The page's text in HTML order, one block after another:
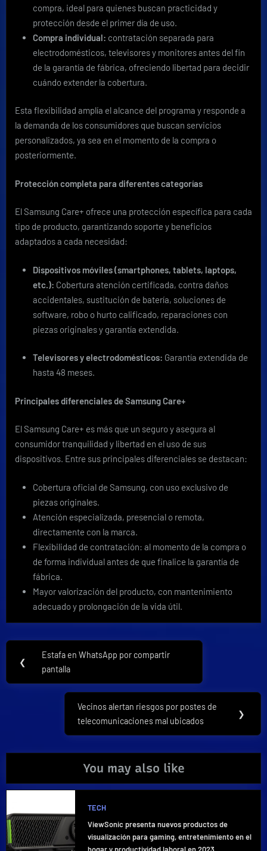
compra, ideal para quienes buscan practicidad y
protección desde el primer día de uso.
Compra individual: contratación separada para
electrodomésticos, televisores y monitores antes del fin
de la garantía de fábrica, ofreciendo libertad para decidir
cuándo extender la cobertura.
Esta flexibilidad amplía el alcance del programa y responde a
la demanda de los consumidores que buscan servicios
personalizados, ya sea en el momento de la compra o
posteriormente.
Protección completa para diferentes categorías
El Samsung Care+ ofrece una protección específica para cada
tipo de producto, garantizando soporte y beneficios
adaptados a cada necesidad:
Dispositivos móviles (smartphones, tablets, laptops,
etc.): Cobertura atención certificada, contra daños
accidentales, sustitución de batería, soluciones de
software, robo o hurto calificado, reparaciones con
piezas originales y garantía extendida.
Televisores y electrodomésticos: Garantía extendida de
hasta 48 meses.
Principales diferenciales de Samsung Care+
El Samsung Care+ es más que un seguro y asegura al
consumidor tranquilidad y libertad en el uso de sus
dispositivos. Entre sus principales diferenciales se destacan:
Cobertura oficial de Samsung, con uso exclusivo de
piezas originales.
Atención especializada, presencial o remota,
directamente con la marca.
Flexibilidad de contratación: al momento de la compra o
de forma individual antes de que finalice la garantía de
fábrica.
Mayor valorización del producto, con mantenimiento
adecuado y prolongación de la vida útil.
Navegación
de
entradas
❮
Previous
Post:
Estafa en WhatsApp por compartir
pantalla
Next
Post:
Vecinos alertan riesgos por postes de
telecomunicaciones mal ubicados
❯
You may also like
TECH
ViewSonic presenta nuevos productos de
visualización para gaming, entretenimiento en el